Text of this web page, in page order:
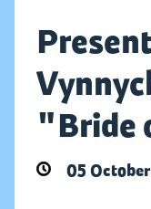
"Bride
05